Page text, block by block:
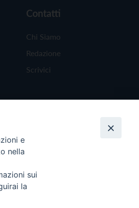
Contatti
Chi Siamo
Redazione
Scrivici
e
nella
sui
la